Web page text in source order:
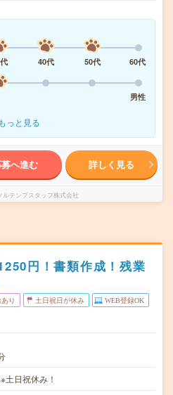
40代 50代
60代
男性
もっと見る
へ進む 詳しく見る
ルテンプスタッフ株式会社
円！書類作成！残業
り 土日祝日が休み WEB登録OK
日祝休み！